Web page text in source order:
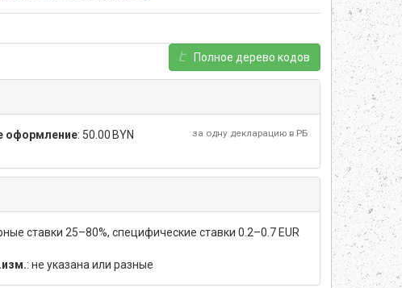
Полное дерево кодов
оформление: 50.00 BYN
за одну декларацию в РБ
ставки 25–80%, специфические ставки 0.2–0.7 EUR
: не указана или разные